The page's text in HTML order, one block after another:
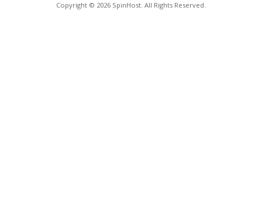
Copyright © 2026 SpinHost. All Rights Reserved.